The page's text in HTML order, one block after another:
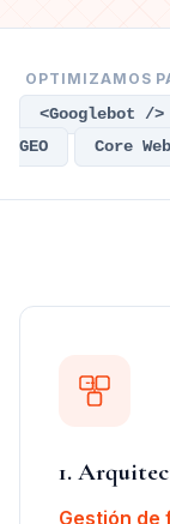
OPTIMIZAMOS
<Googlebot />
GEO
Core
1.
Gestión